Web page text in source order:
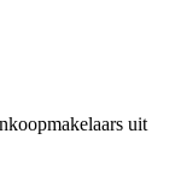
uit